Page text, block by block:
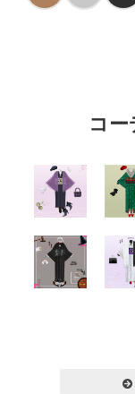
コ